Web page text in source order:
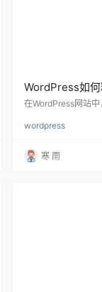
WordPress如
优化指南
在WordPress网站
响网站的加载速度
性能和用户体验。
函数精简导航代码
wordpress
寒 雨